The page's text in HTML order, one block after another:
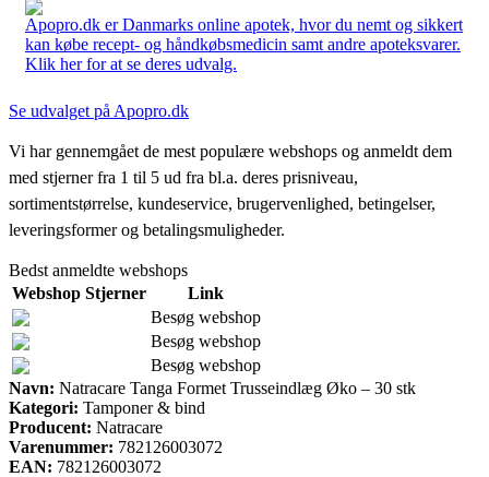
Apopro.dk er Danmarks online apotek, hvor du nemt og sikkert
kan købe recept- og håndkøbsmedicin samt andre apoteksvarer.
Klik her for at se deres udvalg.
Se udvalget på Apopro.dk
Vi har gennemgået de mest populære webshops og anmeldt dem
med stjerner fra 1 til 5 ud fra bl.a. deres prisniveau,
sortimentstørrelse, kundeservice, brugervenlighed, betingelser,
leveringsformer og betalingsmuligheder.
Bedst anmeldte webshops
Webshop Stjerner
Link
Besøg webshop
Besøg webshop
Besøg webshop
Navn: Natracare Tanga Formet Trusseindlæg Øko – 30 stk
Kategori: Tamponer & bind
Producent: Natracare
Varenummer: 782126003072
EAN: 782126003072